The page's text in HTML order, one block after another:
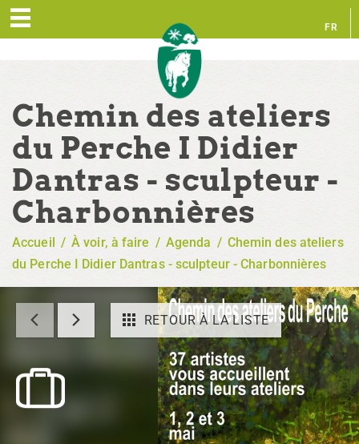
FR
Chemin des ateliers
du Perche I Didier
Dantras - sculpteur -
Charbonnières
Accueil / À voir, à faire / Agenda / Chemin des ateliers
du Perche I Didier Dantras - sculpteur - Charbonnières
RETOUR À LA LISTE